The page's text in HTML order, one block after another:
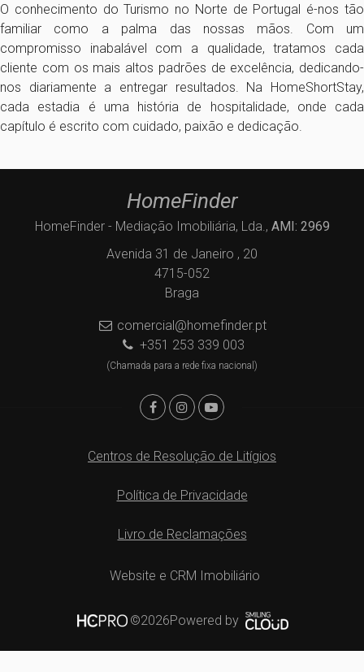
O conhecimento do Turismo no Norte de Portugal é-nos tão
familiar como a palma das nossas mãos. Com um
compromisso inabalável com a qualidade, tratamos cada
cliente com os mais altos padrões de excelência, dedicando-
nos diariamente a entregar resultados. Na HomeShortStay,
cada estadia é uma história de hospitalidade, onde cada
capítulo é escrito com cuidado, paixão e dedicação.
HomeFinder
HomeFinder - Mediação Imobiliária, Lda., AMI: 2969
Avenida 31 de Janeiro , 20
4715-052
Braga
comercial@homefinder.pt
+351 253 339 003
(Chamada para a rede fixa nacional)
Centros de Resolução de Litígios
Política de Privacidade
Livro de Reclamações
Website e CRM Imobiliário
©2026Powered by